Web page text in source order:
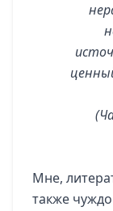
Мне,
также